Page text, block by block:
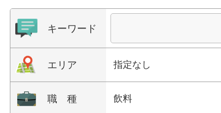
キーワード
エリア 指定なし
職 種 飲料